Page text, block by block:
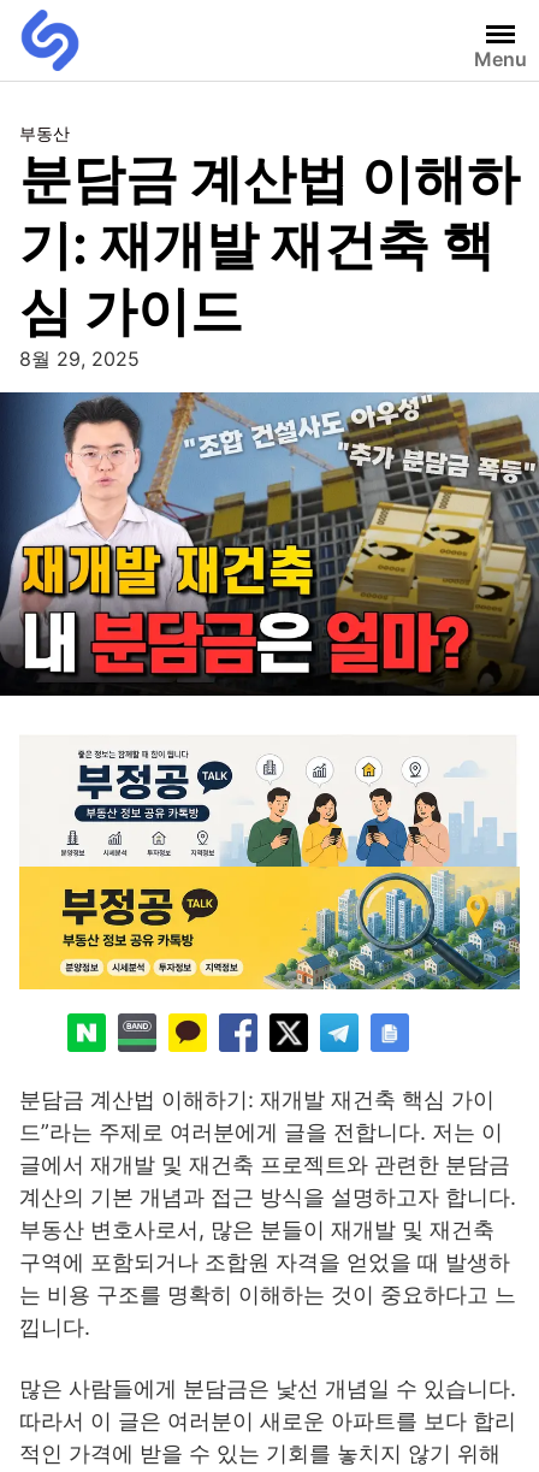
Menu
부동산
분담금 계산법 이해하
기: 재개발 재건축 핵
심 가이드
8월 29, 2025
분담금 계산법 이해하기: 재개발 재건축 핵심 가이
드”라는 주제로 여러분에게 글을 전합니다. 저는 이
글에서 재개발 및 재건축 프로젝트와 관련한 분담금
계산의 기본 개념과 접근 방식을 설명하고자 합니다.
부동산 변호사로서, 많은 분들이 재개발 및 재건축
구역에 포함되거나 조합원 자격을 얻었을 때 발생하
는 비용 구조를 명확히 이해하는 것이 중요하다고 느
낍니다.
많은 사람들에게 분담금은 낯선 개념일 수 있습니다.
따라서 이 글은 여러분이 새로운 아파트를 보다 합리
적인 가격에 받을 수 있는 기회를 놓치지 않기 위해